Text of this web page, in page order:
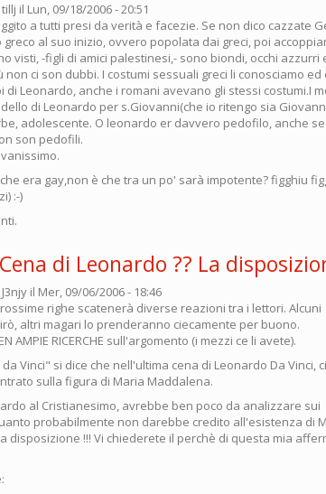
tillj il Lun, 09/18/2006 - 20:51
a tutti presi da verità e facezie. Se non dico cazzate
al suo inizio, ovvero popolata dai greci, poi
visti, -figli di amici palestinesi,- sono biondi, occhi azzurri
ci son dubbi. I costumi sessuali greci li conosciamo ed
Leonardo, anche i romani avevano gli stessi costumi.I
di Leonardo per s.Giovanni(che io ritengo sia
adolescente. O leonardo er davvero pedofilo, anche se
son pedofili.
era gay,non è che tra un po' sarà impotente? figghiu
:-)
di Leonardo ?? La
J3njy il Mer, 09/06/2006 - 18:46
righe scatenerà diverse reazioni tra i lettori. Alcuni
altri magari lo prenderanno ciecamente per buono.
AMPIE RICERCHE sull'argomento (i mezzi ce li avete).
Vinci" si dice che nell'ultima cena di Leonardo Da Vinci,
sulla figura di Maria Maddalena.
al Cristianesimo, avrebbe ben poco da analizzare sui
probabilmente non darebbe credito all'esistenza di
disposizione !!! Vi chiederete il perchè di questa mia